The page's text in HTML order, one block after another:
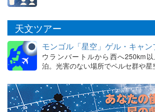
天文ツアー
モンゴル「星空」ゲル・キャン
ウランバートルから西へ250km
泊。光害のない場所でペルセ群や星